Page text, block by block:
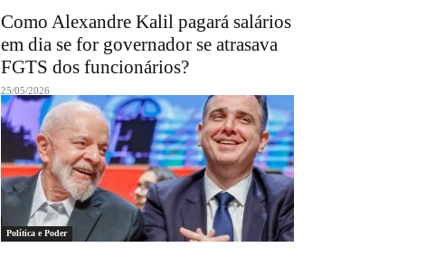
Como Alexandre Kalil pagará salários
em dia se for governador se atrasava
FGTS dos funcionários?
25/05/2026
Política e Poder